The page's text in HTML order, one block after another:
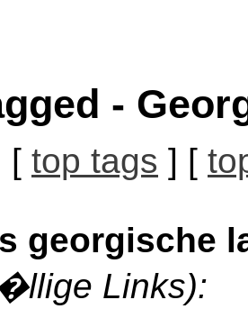
-
[ top tags ] [
georgische
Links):